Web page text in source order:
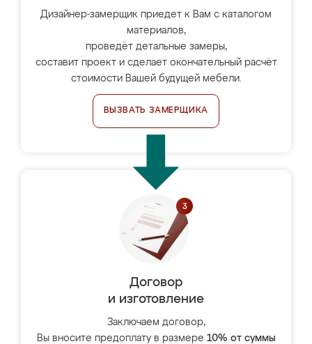
Дизайнер-замерщик приедет к Вам с каталогом
материалов,
проведёт детальные замеры,
составит проект и сделает окончательный расчёт
стоимости Вашей будущей мебели.
ВЫЗВАТЬ ЗАМЕРЩИКА
Договор
и изготовление
Заключаем договор,
Вы вносите предоплату в размере 10% от суммы